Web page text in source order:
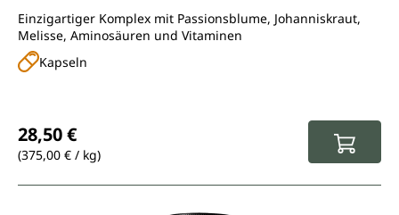
Einzigartiger Komplex mit Passionsblume, Johanniskraut,
Melisse, Aminosäuren und Vitaminen
Kapseln
28,50 €
(375,00 € / kg)